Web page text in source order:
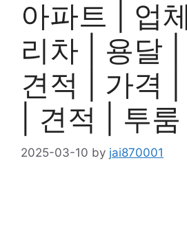
아파트 | 업
리차 | 용달 |
견적 | 가격
| 견적 | 투
2025-03-10 by jai870001